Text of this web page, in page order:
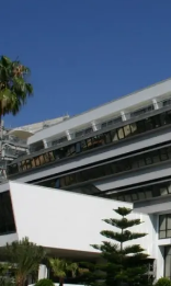
Economia e
Italia Mondo
Sanità
Sport